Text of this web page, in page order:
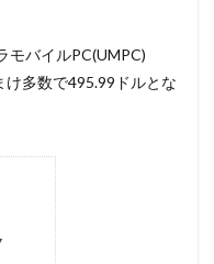
モバイルPC(UMPC)
多数で495.99ドルとな